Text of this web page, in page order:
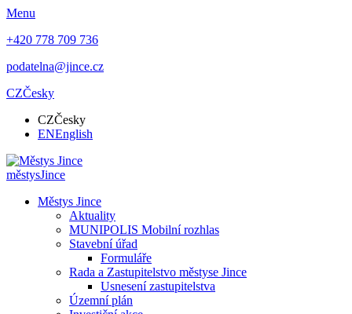
Menu
+420 778 709 736
podatelna@jince.cz
CZČesky
CZČesky
ENEnglish
městysJince
Městys Jince
Aktuality
MUNIPOLIS Mobilní rozhlas
Stavební úřad
Formuláře
Rada a Zastupitelstvo městyse Jince
Usnesení zastupitelstva
Územní plán